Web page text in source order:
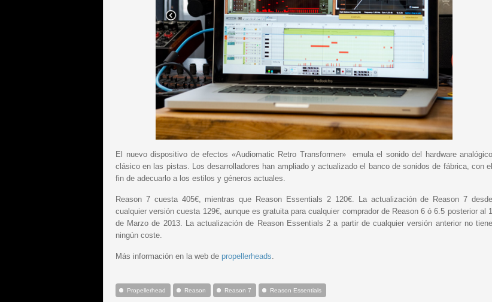
El nuevo dispositivo de efectos «Audiomatic Retro Transformer» emula el sonido del hardware analógico
clásico en las pistas. Los desarrolladores han ampliado y actualizado el banco de sonidos de fábrica, con el
fin de adecuarlo a los estilos y géneros actuales.
Reason 7 cuesta 405€, mientras que Reason Essentials 2 120€. La actualización de Reason 7 desde
cualquier versión cuesta 129€, aunque es gratuita para cualquier comprador de Reason 6 ó 6.5 posterior al 1
de Marzo de 2013. La actualización de Reason Essentials 2 a partir de cualquier versión anterior no tiene
ningún coste.
Más información en la web de propellerheads.
Propellerhead Reason Reason 7 Reason Essentials